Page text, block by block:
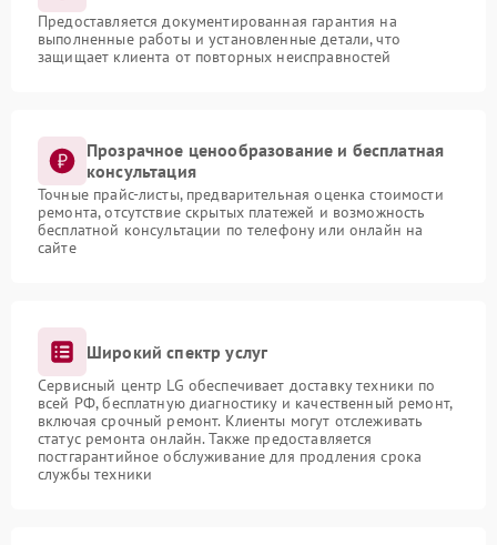
Предоставляется документированная гарантия на
выполненные работы и установленные детали, что
защищает клиента от повторных неисправностей
Прозрачное ценообразование и бесплатная
консультация
Точные прайс-листы, предварительная оценка стоимости
ремонта, отсутствие скрытых платежей и возможность
бесплатной консультации по телефону или онлайн на
сайте
Широкий спектр услуг
Сервисный центр LG обеспечивает доставку техники по
всей РФ, бесплатную диагностику и качественный ремонт,
включая срочный ремонт. Клиенты могут отслеживать
статус ремонта онлайн. Также предоставляется
постгарантийное обслуживание для продления срока
службы техники